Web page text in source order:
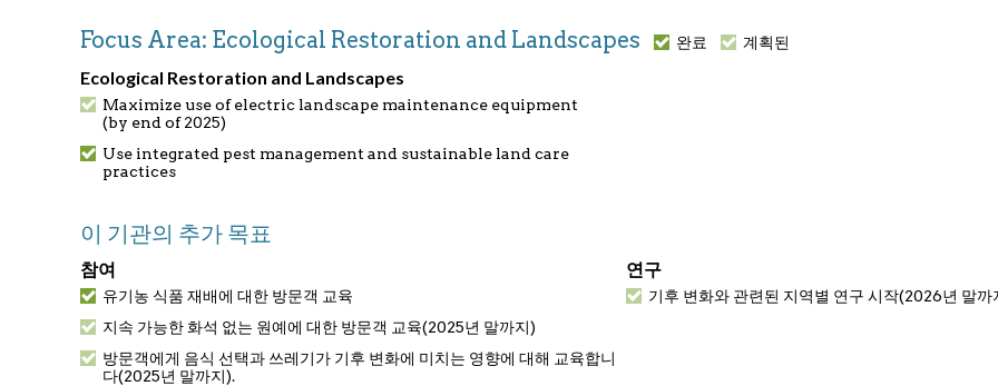
Focus Area: Ecological Restoration and Landscapes 완료 계획된
Ecological Restoration and Landscapes
Maximize use of electric landscape maintenance equipment
(by end of 2025)
Use integrated pest management and sustainable land care
practices
이 기관의 추가 목표
참여
유기농 식품 재배에 대한 방문객 교육
지속 가능한 화석 없는 원예에 대한 방문객 교육(2025년 말까지)
방문객에게 음식 선택과 쓰레기가 기후 변화에 미치는 영향에 대해 교육합니
다(2025년 말까지).
연구
기후 변화와 관련된 지역별 연구 시작(2026년 말까